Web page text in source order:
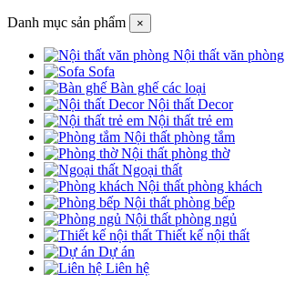
Danh mục sản phẩm ×
Nội thất văn phòng
Sofa
Bàn ghế các loại
Nội thất Decor
Nội thất trẻ em
Nội thất phòng tắm
Nội thất phòng thờ
Ngoại thất
Nội thất phòng khách
Nội thất phòng bếp
Nội thất phòng ngủ
Thiết kế nội thất
Dự án
Liên hệ